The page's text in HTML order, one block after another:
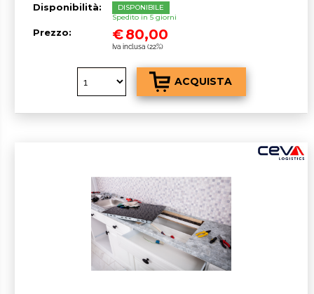
Disponibilità:
DISPONIBILE
Spedito in 5 giorni
Prezzo: €80,00
Iva inclusa (22%)